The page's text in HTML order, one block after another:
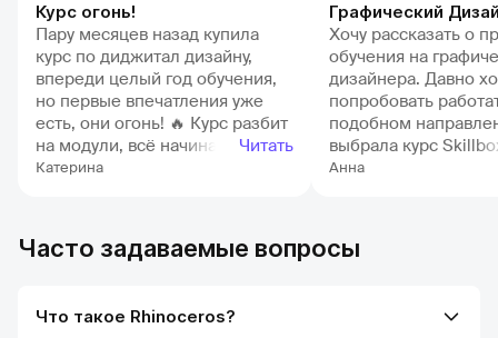
Катерина
Курс огонь!
Пару месяцев назад купила
курс по диджитал дизайну,
впереди целый год обучения,
но первые впечатления уже
есть, они огонь! 🔥 Курс разбит
на модули, всё начинается с
азов, типа как работать в
посмотрела, какие задания
структурировано, четко, без
Читать
Анна
Графический
Хочу рассказать о
обучения на
дизайнера. Давно
попробовать
подобном
выбрала курс
приобретения
работала в
курс не завершен
Часто задаваемые вопросы
Что такое Rhinoceros?